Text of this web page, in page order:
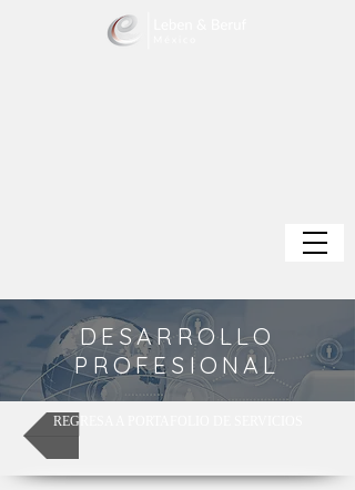
DESARROLLO
PROFESIONAL
REGRESA A PORTAFOLIO DE SERVICIOS